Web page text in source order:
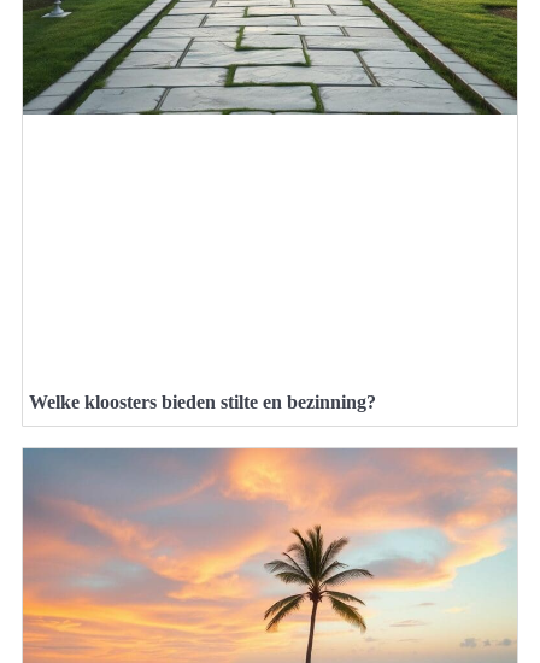
Welke kloosters bieden stilte en bezinning?